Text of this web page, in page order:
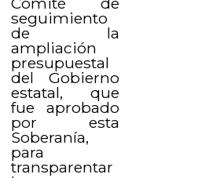
seguimiento
de la
ampliación
presupuestal
del Gobierno
estatal, que
fue aprobado
por esta
Soberanía,
para
transparentar